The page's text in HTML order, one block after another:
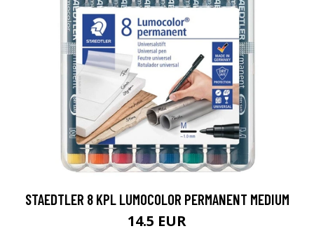
STAEDTLER 8 KPL LUMOCOLOR PERMANENT MEDIUM
14.5 EUR